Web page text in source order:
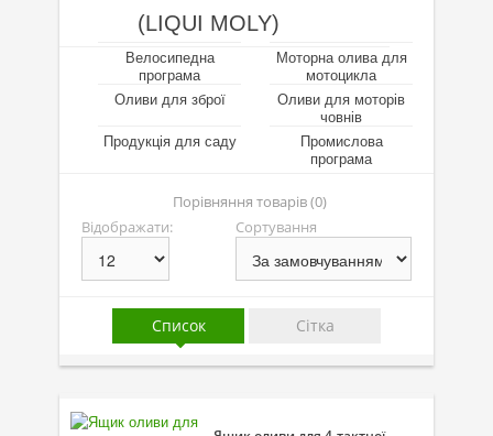
Мінеральні оливи
Оливи з молібденом
Лінійка олив Molygen
Лінійка олив Top Tec
Лінійка олив Optimal
Присадки
Присадки в оливу
Присадки до систем охолодження
(LIQUI MOLY)
Велосипедна
програма
Моторна олива для
мотоцикла
Оливи для зброї
Оливи для моторів
човнів
Продукція для саду
Промислова
програма
Порівняння товарів (0)
Відображати:
Сортування
Список Сітка